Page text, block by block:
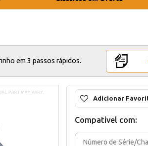
em 3 passos rápidos.
Adicionar
Compativel com: